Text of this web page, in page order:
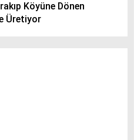
Köyüne Dönen
Üretiyor